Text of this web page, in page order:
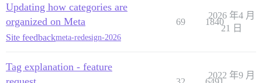
Updating how categories are
organized on Meta
Site feedbackmeta-redesign-2026
69 1840
2026 年4 月
21 日
Tag explanation - feature
2022 年9 月